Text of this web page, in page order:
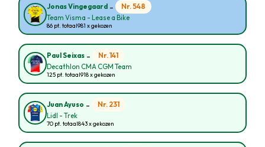
Jonas Vingegaard - Nr. 548
Team Visma - Lease a Bike
86 pt. totaal981 x gekozen
Paul Seixas - Nr. 141
Decathlon CMA CGM Team
125 pt. totaal918 x gekozen
Juan Ayuso - Nr. 231
Lidl - Trek
70 pt. totaal843 x gekozen